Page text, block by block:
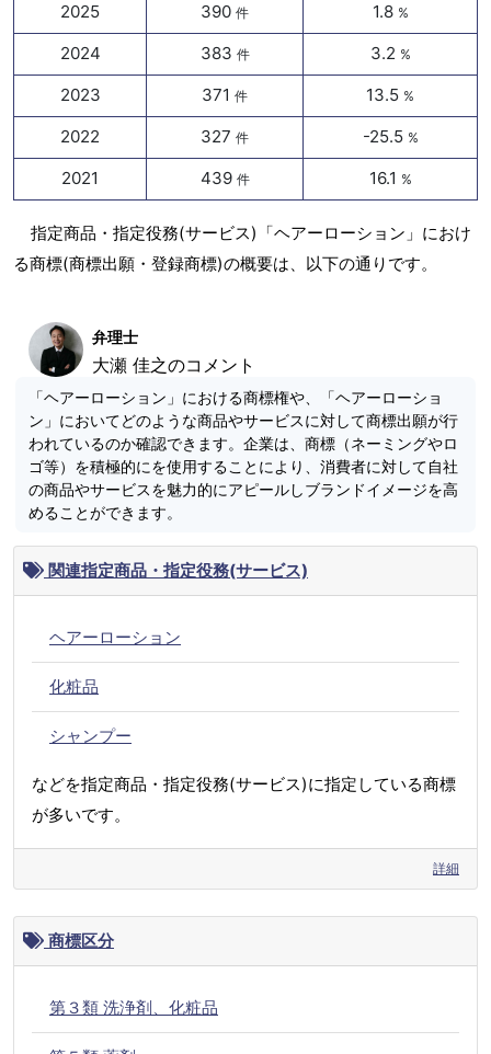
2025
390 件 1.8 %
2024 383 件 3.2 %
2023 371 件 13.5 %
2022 327 件 -25.5 %
2021 439 件 16.1 %
指定商品・指定役務(サービス)「ヘアーローション」におけ
る商標(商標出願・登録商標)の概要は、以下の通りです。
弁理士
大瀬 佳之のコメント
「ヘアーローション」における商標権や、「ヘアーローショ
ン」においてどのような商品やサービスに対して商標出願が行
われているのか確認できます。企業は、商標（ネーミングやロ
ゴ等）を積極的にを使用することにより、消費者に対して自社
の商品やサービスを魅力的にアピールしブランドイメージを高
めることができます。
関連指定商品・指定役務(サービス)
ヘアーローション
化粧品
シャンプー
などを指定商品・指定役務(サービス)に指定している商標
が多いです。
詳細
商標区分
第３類 洗浄剤、化粧品